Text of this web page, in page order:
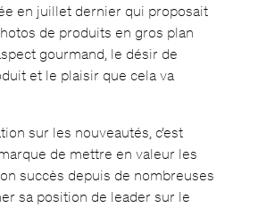
en juillet dernier qui proposait
de produits en gros plan
gourmand, le désir de
et le plaisir que cela va
sur les nouveautés, c’est
de mettre en valeur les
succès depuis de nombreuses
sa position de leader sur le